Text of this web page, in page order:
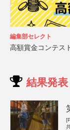
編集部セレクト
高額賞金コンテス
結果発表